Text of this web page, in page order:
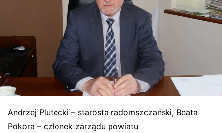
Andrzej Plutecki – starosta radomszczański, Beata
Pokora – członek zarządu powiatu